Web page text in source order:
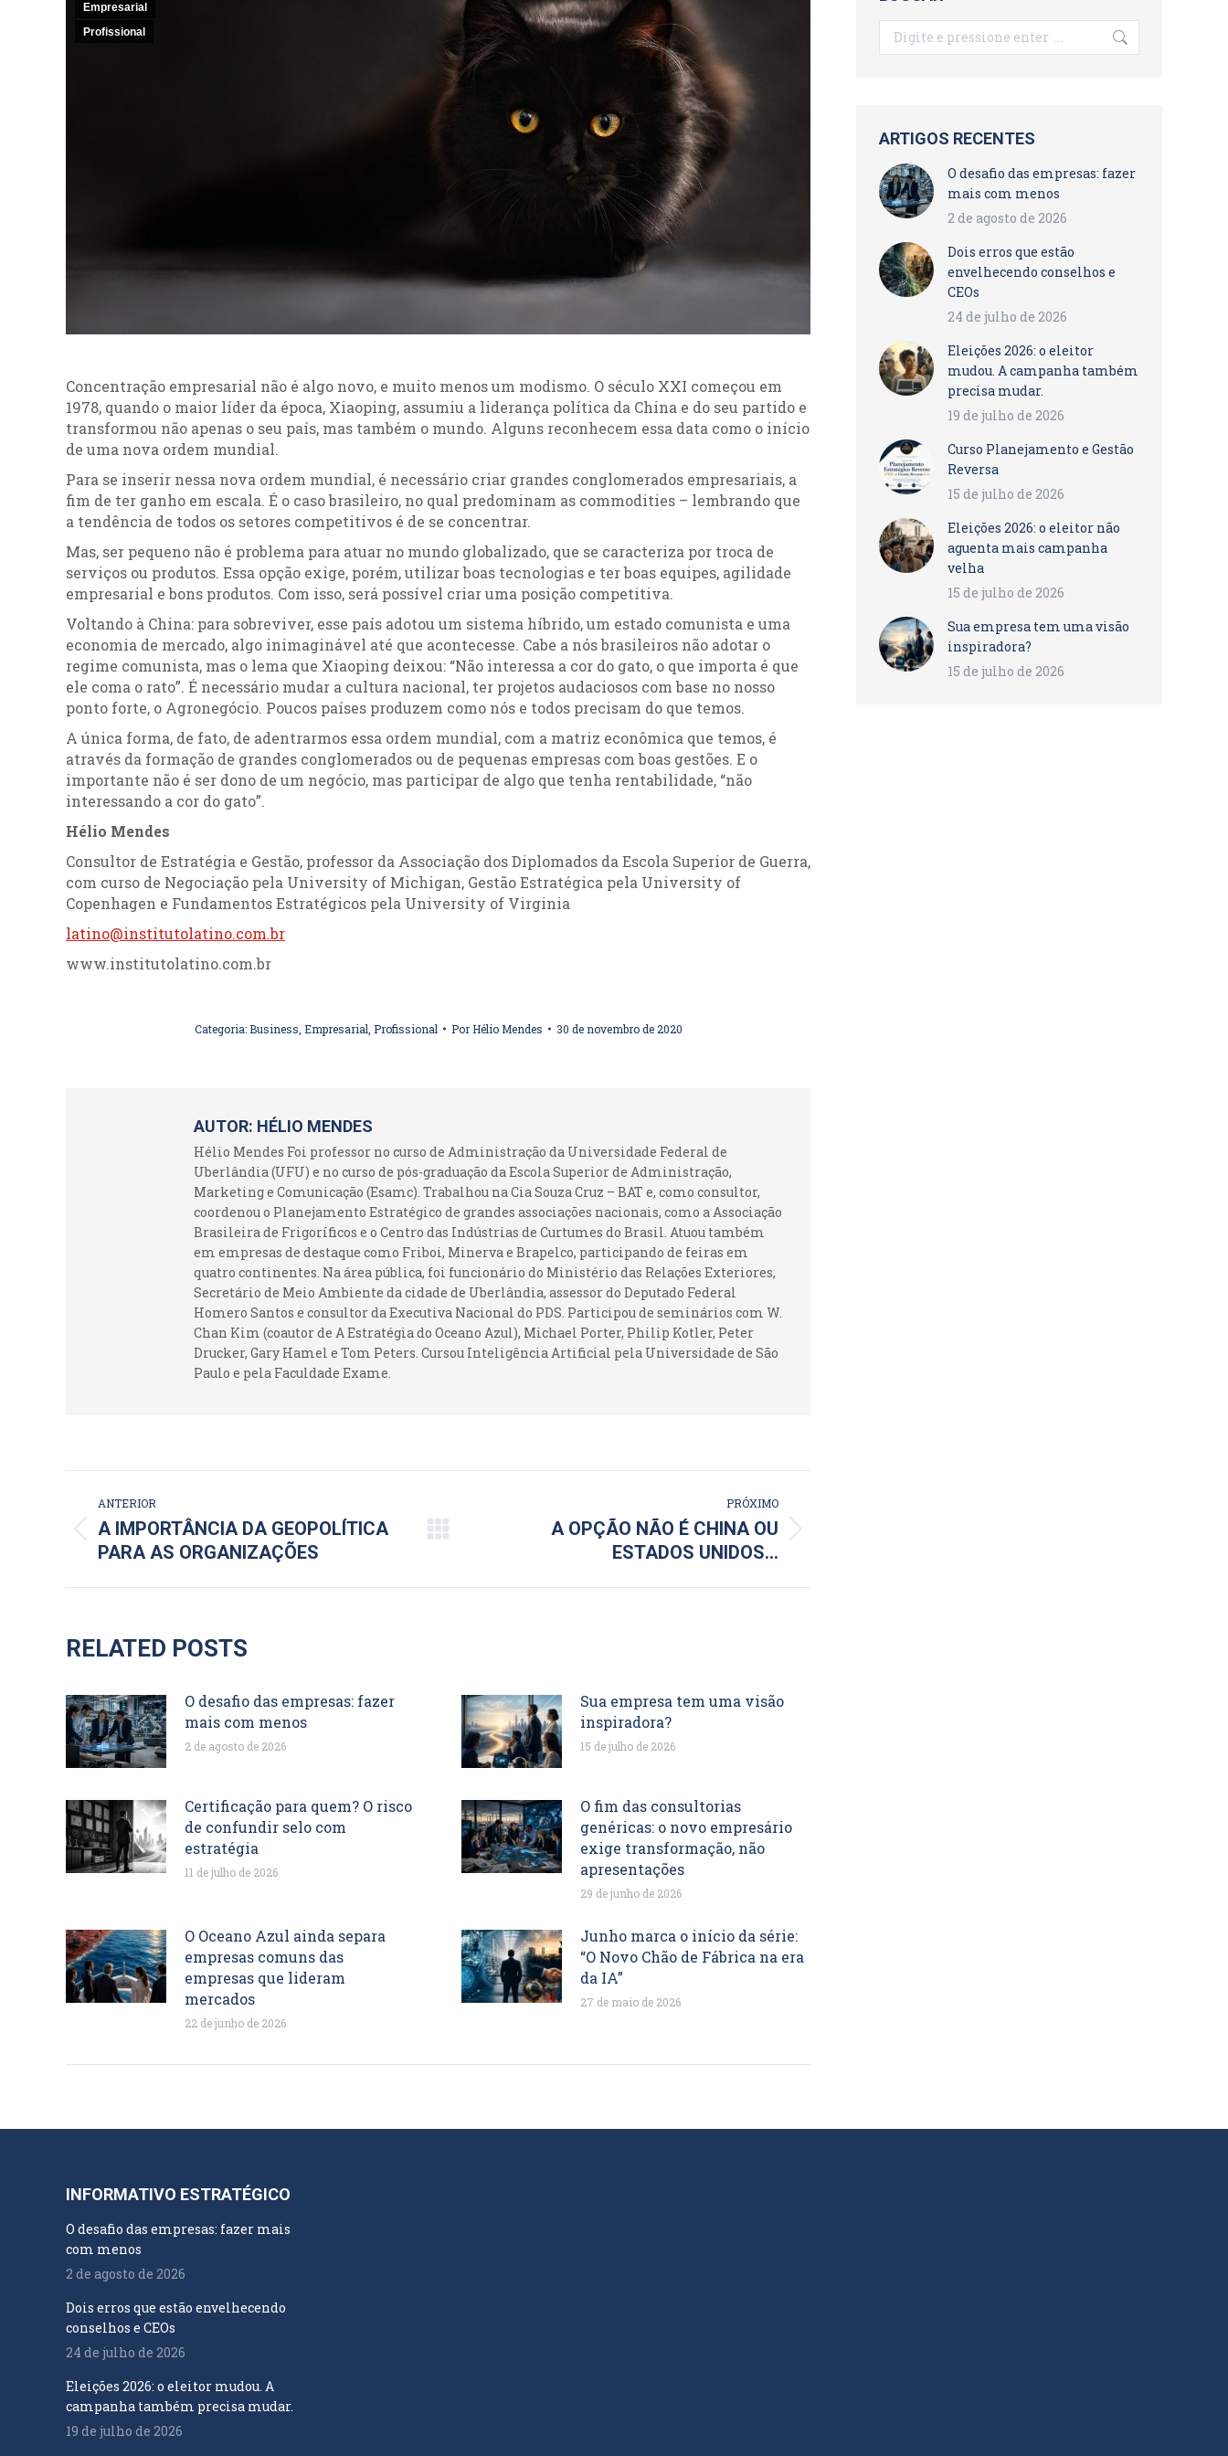
Empresarial
Profissional
Concentração empresarial não é algo novo, e muito menos um modismo. O século XXI começou em
1978, quando o maior líder da época, Xiaoping, assumiu a liderança política da China e do seu partido e
transformou não apenas o seu país, mas também o mundo. Alguns reconhecem essa data como o início
de uma nova ordem mundial.
Para se inserir nessa nova ordem mundial, é necessário criar grandes conglomerados empresariais, a
fim de ter ganho em escala. É o caso brasileiro, no qual predominam as commodities – lembrando que
a tendência de todos os setores competitivos é de se concentrar.
Mas, ser pequeno não é problema para atuar no mundo globalizado, que se caracteriza por troca de
serviços ou produtos. Essa opção exige, porém, utilizar boas tecnologias e ter boas equipes, agilidade
empresarial e bons produtos. Com isso, será possível criar uma posição competitiva.
Voltando à China: para sobreviver, esse país adotou um sistema híbrido, um estado comunista e uma
economia de mercado, algo inimaginável até que acontecesse. Cabe a nós brasileiros não adotar o
regime comunista, mas o lema que Xiaoping deixou: “Não interessa a cor do gato, o que importa é que
ele coma o rato”. É necessário mudar a cultura nacional, ter projetos audaciosos com base no nosso
ponto forte, o Agronegócio. Poucos países produzem como nós e todos precisam do que temos.
A única forma, de fato, de adentrarmos essa ordem mundial, com a matriz econômica que temos, é
através da formação de grandes conglomerados ou de pequenas empresas com boas gestões. E o
importante não é ser dono de um negócio, mas participar de algo que tenha rentabilidade, “não
interessando a cor do gato”.
Hélio Mendes
Consultor de Estratégia e Gestão, professor da Associação dos Diplomados da Escola Superior de Guerra,
com curso de Negociação pela University of Michigan, Gestão Estratégica pela University of
Copenhagen e Fundamentos Estratégicos pela University of Virginia
latino@institutolatino.com.br
www.institutolatino.com.br
Categoria:Business Empresarial Profissional PorHélio Mendes 30 de novembro de 2020
AUTOR: HÉLIO MENDES
Hélio Mendes Foi professor no curso de Administração da Universidade Federal de
Uberlândia (UFU) e no curso de pós-graduação da Escola Superior de Administração,
Marketing e Comunicação (Esamc). Trabalhou na Cia Souza Cruz – BAT e, como consultor,
coordenou o Planejamento Estratégico de grandes associações nacionais, como a Associação
Brasileira de Frigoríficos e o Centro das Indústrias de Curtumes do Brasil. Atuou também
em empresas de destaque como Friboi, Minerva e Brapelco, participando de feiras em
quatro continentes. Na área pública, foi funcionário do Ministério das Relações Exteriores,
Secretário de Meio Ambiente da cidade de Uberlândia, assessor do Deputado Federal
Homero Santos e consultor da Executiva Nacional do PDS. Participou de seminários com W.
Chan Kim (coautor de A Estratégia do Oceano Azul), Michael Porter, Philip Kotler, Peter
Drucker, Gary Hamel e Tom Peters. Cursou Inteligência Artificial pela Universidade de São
Paulo e pela Faculdade Exame.
DE
POST:
ANTERIOR
Post
anterior:
A IMPORTÂNCIA DA GEOPOLÍTICA
PARA AS ORGANIZAÇÕES
PRÓXIMO
A OPÇÃO NÃO É CHINA OU
ESTADOS UNIDOS…
RELATED POSTS
O desafio das empresas: fazer
mais com menos
2 de agosto de 2026
Sua empresa tem uma visão
inspiradora?
15 de julho de 2026
Certificação para quem? O risco
de confundir selo com
estratégia
11 de julho de 2026
O fim das consultorias
genéricas: o novo empresário
exige transformação, não
apresentações
29 de junho de 2026
O Oceano Azul ainda separa
empresas comuns das
empresas que lideram
mercados
22 de junho de 2026
Junho marca o início da série:
“O Novo Chão de Fábrica na era
da IA”
27 de maio de 2026
Search:
ARTIGOS RECENTES
O desafio das empresas: fazer
mais com menos
2 de agosto de 2026
Dois erros que estão
envelhecendo conselhos e
CEOs
24 de julho de 2026
Eleições 2026: o eleitor
mudou. A campanha também
precisa mudar.
19 de julho de 2026
Curso Planejamento e Gestão
Reversa
15 de julho de 2026
Eleições 2026: o eleitor não
aguenta mais campanha
velha
15 de julho de 2026
Sua empresa tem uma visão
inspiradora?
15 de julho de 2026
INFORMATIVO ESTRATÉGICO
O desafio das empresas: fazer mais
com menos
2 de agosto de 2026
Dois erros que estão envelhecendo
conselhos e CEOs
24 de julho de 2026
Eleições 2026: o eleitor mudou. A
campanha também precisa mudar.
19 de julho de 2026